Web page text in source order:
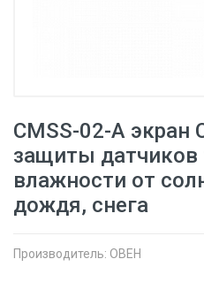
CMSS-02-A экран
защиты датчиков
влажности от
дождя, снега
Производитель: ОВЕН